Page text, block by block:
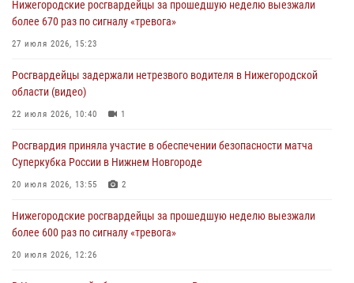
Нижегородские росгвардейцы за прошедшую неделю выезжали
более 670 раз по сигналу «тревога»
27 июля 2026, 15:23
Росгвардейцы задержали нетрезвого водителя в Нижегородской
области (видео)
22 июля 2026, 10:40 1
Росгвардия приняла участие в обеспечении безопасности матча
Суперкубка России в Нижнем Новгороде
20 июля 2026, 13:55 2
Нижегородские росгвардейцы за прошедшую неделю выезжали
более 600 раз по сигналу «тревога»
20 июля 2026, 12:26